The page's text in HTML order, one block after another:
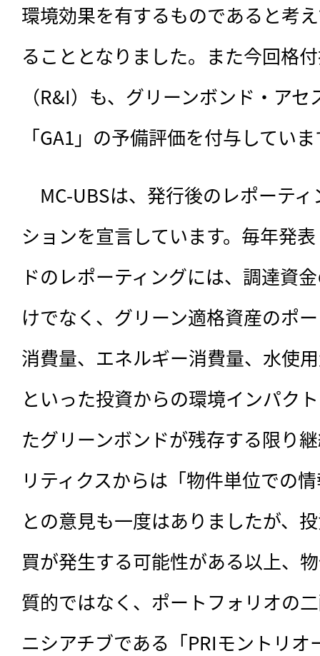
環境効果を有するものであると考
ることとなりました。また今回格
（R&I）も、グリーンボンド・ア
「GA1」の予備評価を付与してい
MC-UBSは、発行後のレポーテ
ションを宣言しています。毎年発
ドのレポーティングには、調達資
けでなく、グリーン適格資産のポ
消費量、エネルギー消費量、水使
といった投資からの環境インパク
たグリーンボンドが残存する限り
リティクスからは「物件単位での
との意見も一度はありましたが、
買が発生する可能性がある以上、
質的ではなく、ポートフォリオの
ニシアチブである「PRIモントリ